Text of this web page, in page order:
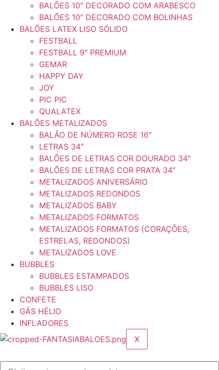
BALÕES 10″ DECORADO COM ARABESCO
BALÕES 10″ DECORADO COM BOLINHAS
BALÕES LATEX LISO SÓLIDO
FESTBALL
FESTBALL 9″ PREMIUM
GEMAR
HAPPY DAY
JOY
PIC PIC
QUALATEX
BALÕES METALIZADOS
BALÃO DE NÚMERO ROSE 16″
LETRAS 34″
BALÕES DE LETRAS COR DOURADO 34″
BALÕES DE LETRAS COR PRATA 34″
METALIZADOS ANIVERSÁRIO
METALIZADOS REDONDOS
METALIZADOS BABY
METALIZADOS FORMATOS
METALIZADOS FORMATOS (CORAÇÕES,
ESTRELAS, REDONDOS)
METALIZADOS LOVE
BUBBLES
BUBBLES ESTAMPADOS
BUBBLES LISO
CONFETE
GÁS HÉLIO
INFLADORES
X